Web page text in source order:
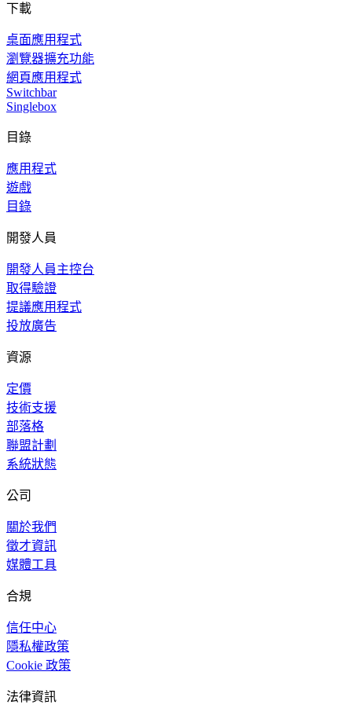
下載
桌面應用程式
瀏覽器擴充功能
網頁應用程式
Switchbar
Singlebox
目錄
應用程式
遊戲
目錄
開發人員
開發人員主控台
取得驗證
提議應用程式
投放廣告
資源
定價
技術支援
部落格
聯盟計劃
系統狀態
公司
關於我們
徵才資訊
媒體工具
合規
信任中心
隱私權政策
Cookie 政策
法律資訊